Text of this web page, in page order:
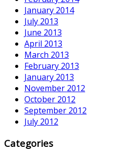
January 2014
July 2013
June 2013
April 2013
March 2013
February 2013
January 2013
November 2012
October 2012
September 2012
July 2012
Categories